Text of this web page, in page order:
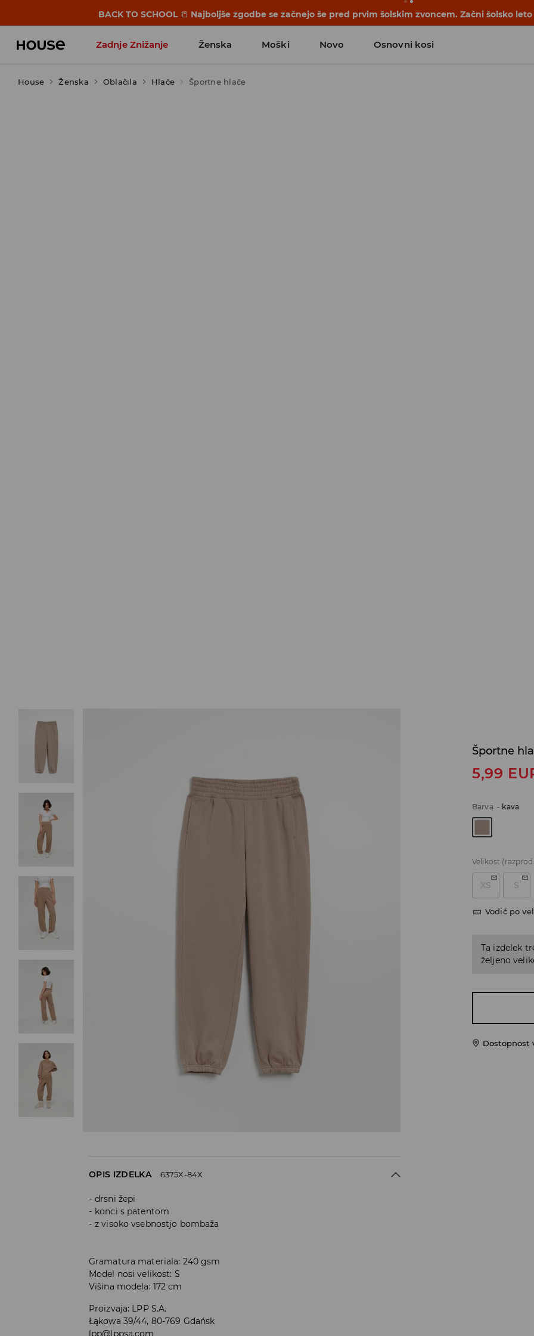
BACK TO SCHOOL 📒 Najboljše zgodbe se začnejo še pred prvim šolskim zvoncem. Začni šolsko
Zadnje Znižanje Ženska Moški Novo Osnovni kosi
Favoriti vplivnežev
House Ženska Oblačila Hlače Športne hlače
Športne
5,99
Barva - kava
Velikost
XS S
Vodič po
Ta izdelek
željeno
Dostopnost
OPIS IZDELKA 6375X-84X
drsni žepi
konci s patentom
z visoko vsebnostjo bombaža
Gramatura materiala: 240 gsm
Model nosi velikost: S
Višina modela: 172 cm
Proizvaja: LPP S.A.
Łąkowa 39/44, 80-769 Gdańsk
lpp@lppsa.com